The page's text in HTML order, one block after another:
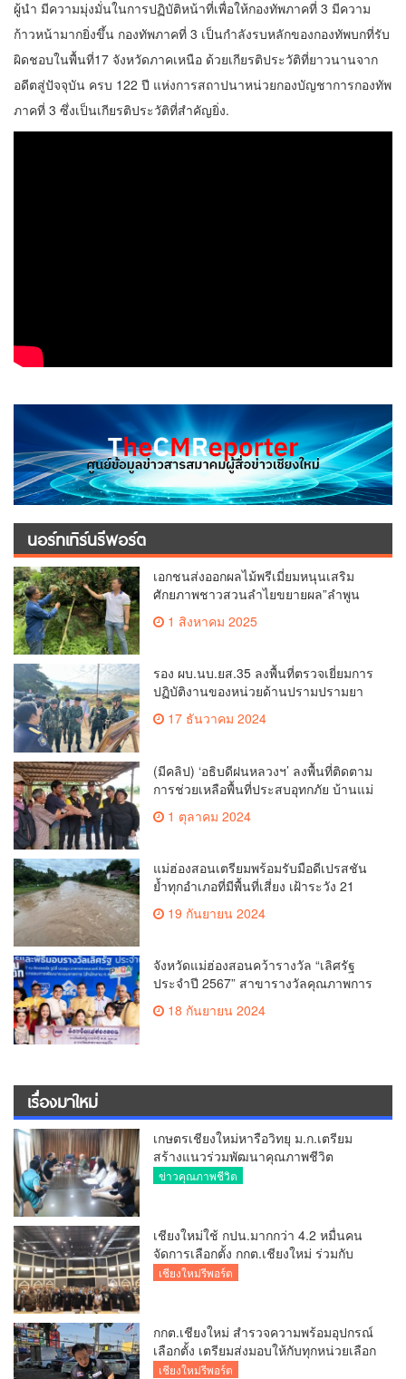
ผู้นำ มีความมุ่งมั่นในการปฏิบัติหน้าที่เพื่อให้กองทัพภาคที่ 3 มีความ
ก้าวหน้ามากยิ่งขึ้น กองทัพภาคที่ 3 เป็นกำลังรบหลักของกองทัพบกที่รับ
ผิดชอบในพื้นที่17 จังหวัดภาคเหนือ ด้วยเกียรติประวัติที่ยาวนานจาก
อดีตสู่ปัจจุบัน ครบ 122 ปี แห่งการสถาปนาหน่วยกองบัญชาการกองทัพ
ภาคที่ 3 ซึ่งเป็นเกียรติประวัติที่สำคัญยิ่ง.
นอร์ทเทิร์นรีพอร์ต
เอกชนส่งออกผลไม้พรีเมี่ยมหนุนเสริม
ศักยภาพชาวสวนลำไยขยายผล”ลำพูน
โมเดล”
1 สิงหาคม 2025
รอง ผบ.นบ.ยส.35 ลงพื้นที่ตรวจเยี่ยมการ
ปฏิบัติงานของหน่วยด้านปรามปรามยา
เสพติดในพื้นที่จังหวัดตากและจังหวัด
แม่ฮ่องสอน
17 ธันวาคม 2024
(มีคลิป) ‘อธิบดีฝนหลวงฯ’ ลงพื้นที่ติดตาม
การช่วยเหลือพื้นที่ประสบอุทกภัย บ้านแม่
1 ตุลาคม 2024
แม่ฮ่องสอนเตรียมพร้อมรับมือดีเปรสชัน
ย้ำทุกอำเภอที่มีพื้นที่เสี่ยง เฝ้าระวัง 21
19 กันยายน 2024
จังหวัดแม่ฮ่องสอนคว้ารางวัล “เลิศรัฐ
ประจำปี 2567” สาขารางวัลคุณภาพการ
บริหารจัดการภาครัฐ หมวด 2
18 กันยายน 2024
เรื่องมาใหม่
เกษตรเชียงใหม่หารือวิทยุ ม.ก.เตรียม
สร้างแนวร่วมพัฒนาคุณภาพชีวิต
เกษตรกร สื่อสารข้อมูลถูกต้องขับเคลื่อน
ข่าวคุณภาพชีวิต
เชียงใหม่ใช้ กปน.มากกว่า 4.2 หมื่นคน
จัดการเลือกตั้ง กกต.เชียงใหม่ ร่วมกับ
นายอำเภอหางดง ตรวจความเรียบร้อย
เชียงใหม่รีพอร์ต
กกต.เชียงใหม่ สำรวจความพร้อมอุปกรณ์
เลือกตั้ง เตรียมส่งมอบให้กับทุกหน่วยเลือก
ตั้งในวันพรุ่งนี้
เชียงใหม่รีพอร์ต